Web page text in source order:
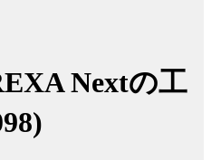
Nextの工